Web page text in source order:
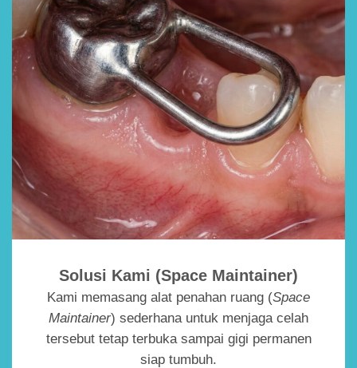
Solusi Kami (Space Maintainer)
Kami memasang alat penahan ruang (Space
Maintainer) sederhana untuk menjaga celah
tersebut tetap terbuka sampai gigi permanen
siap tumbuh.